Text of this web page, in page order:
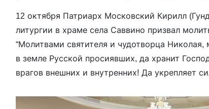
12 октября Патриарх Московский Кирилл
литургии в храме села Саввино призвал
“Молитвами святителя и чудотворца Николая,
в земле Русской просиявших, да хранит
врагов внешних и внутренних! Да укрепляет
ответственнейшая миссия возглавлять, […]